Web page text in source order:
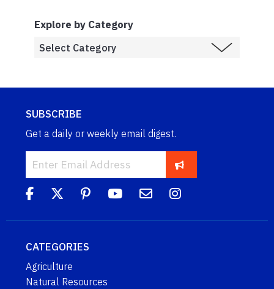
Explore by Category
SUBSCRIBE
Get a daily or weekly email digest.
CATEGORIES
Agriculture
Natural Resources